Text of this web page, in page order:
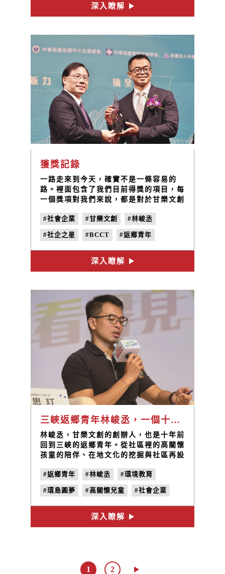
深入瞭解
獲獎記錄
一路走來到今天，確實不是一條容易的
路。裡面包含了我們目前得獎的項目，每
一個獎項對我們來說，都是對於甘樂文創
發揮正向的影響力！
#社會企業 #甘樂文創 #林峻丞
#社企之星 #BCCT #返鄉青年
#地方創生
深入瞭解
三峽返鄉青年林峻丞，一個十年前開始的故事，然後呢？
林峻丞，甘樂文創的創辦人，也是十年前
回到三峽的返鄉青年。從社區裡的高關懷
孩童的陪伴、在地文化的挖掘與社區再設
年改變了些什麼？
#返鄉青年 #林峻丞 #環境教育
#環島圓夢 #高關懷兒童 #社會企業
#地方創生 #小草書屋
深入瞭解
1 2